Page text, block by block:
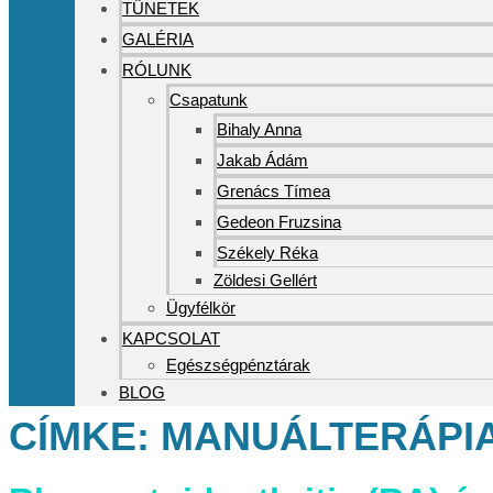
TÜNETEK
GALÉRIA
RÓLUNK
Csapatunk
Bihaly Anna
Jakab Ádám
Grenács Tímea
Gedeon Fruzsina
Székely Réka
Zöldesi Gellért
Ügyfélkör
KAPCSOLAT
Egészségpénztárak
BLOG
CÍMKE: